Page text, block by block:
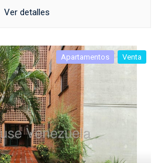
Ver detalles
Apartamentos Venta